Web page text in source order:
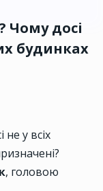
Чому досі
будинках
не у всіх
, головою